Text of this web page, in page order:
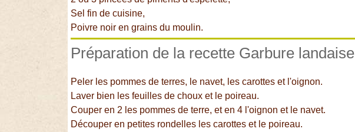
Sel fin de cuisine,
Poivre noir en grains du moulin.
Préparation de la recette Garbure landaise
Peler les pommes de terres, le navet, les carottes et l'oignon.
Laver bien les feuilles de choux et le poireau.
Couper en 2 les pommes de terre, et en 4 l'oignon et le navet.
Découper en petites rondelles les carottes et le poireau.